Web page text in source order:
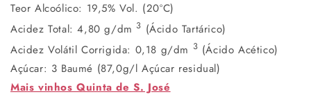
Teor Alcoólico: 19,5% Vol. (20ºC)
Acidez Total: 4,80 g/dm 3 (Ácido Tartárico)
Acidez Volátil Corrigida: 0,18 g/dm 3 (Ácido Acético)
Açúcar: 3 Baumé (87,0g/l Açúcar residual)
Mais vinhos Quinta de S. José